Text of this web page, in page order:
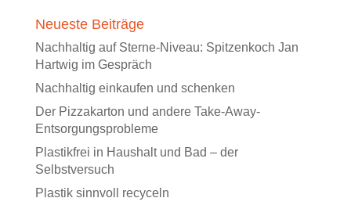
Neueste Beiträge
Nachhaltig auf Sterne-Niveau: Spitzenkoch Jan
Hartwig im Gespräch
Nachhaltig einkaufen und schenken
Der Pizzakarton und andere Take-Away-
Entsorgungsprobleme
Plastikfrei in Haushalt und Bad – der
Selbstversuch
Plastik sinnvoll recyceln